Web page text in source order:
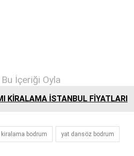
Bu İçeriği Oyla
KİRALAMA İSTANBUL FİYATLARI
bodrum yat dansöz bodrum